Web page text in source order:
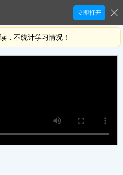
立即打开
，不统计学习情况！